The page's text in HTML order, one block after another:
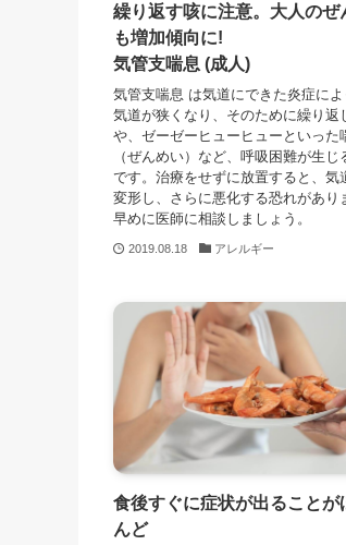
繰り返す咳に注意。大人のぜ
も増加傾向に!
気管支喘息 (成人)
気管支喘息 は気道にできた炎症によ
気道が狭くなり、そのために繰り返
や、ゼーゼーヒューヒューといった
（ぜんめい）など、呼吸困難が生じ
です。治療をせずに放置すると、気
変形し、さらに悪化する恐れがあり
早めに医師に相談しましょう。
2019.08.18 アレルギー
食後すぐに症状が出ることが
んど